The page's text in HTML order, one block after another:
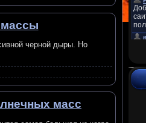
черной дыры. Но
масс